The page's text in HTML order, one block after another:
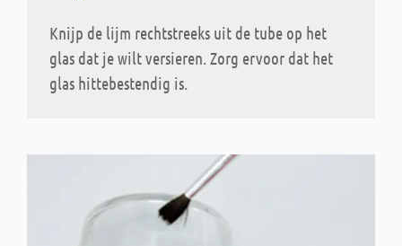
Knijp de lijm rechtstreeks uit de tube op het
glas dat je wilt versieren. Zorg ervoor dat het
glas hittebestendig is.